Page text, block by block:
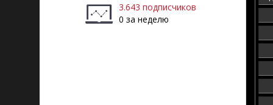
3.643 подписчиков
0 за неделю